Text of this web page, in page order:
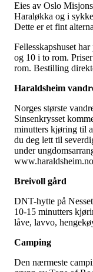
Eies av Oslo
Haraløkka og i
Dette er et fint
Fellesskapshuset
og 10 i to rom.
rom. Bestilling
Haraldsheim
Norges største
Sinsenkrysset
minutters kjøring til
du deg lett til
under
www.haraldsheim.no
Breivoll gård
DNT-hytte på
10-15 minutters
låve, lavvo,
Camping
Den nærmeste